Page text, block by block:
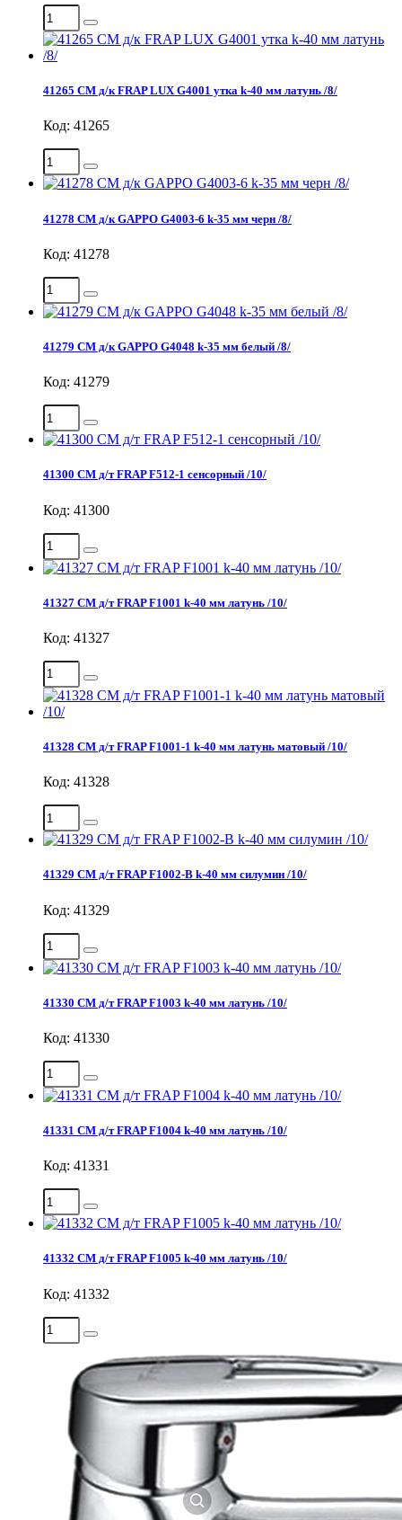
41265 СМ д/к FRAP LUX G4001 утка k-40 мм латунь /8/
Код: 41265
41278 СМ д/к GAPPO G4003-6 k-35 мм черн /8/
Код: 41278
41279 СМ д/к GAPPO G4048 k-35 мм белый /8/
Код: 41279
41300 СМ д/т FRAP F512-1 сенсорный /10/
Код: 41300
41327 СМ д/т FRAP F1001 k-40 мм латунь /10/
Код: 41327
41328 СМ д/т FRAP F1001-1 k-40 мм латунь матовый /10/
Код: 41328
41329 СМ д/т FRAP F1002-В k-40 мм силумин /10/
Код: 41329
41330 СМ д/т FRAP F1003 k-40 мм латунь /10/
Код: 41330
41331 СМ д/т FRAP F1004 k-40 мм латунь /10/
Код: 41331
41332 СМ д/т FRAP F1005 k-40 мм латунь /10/
Код: 41332